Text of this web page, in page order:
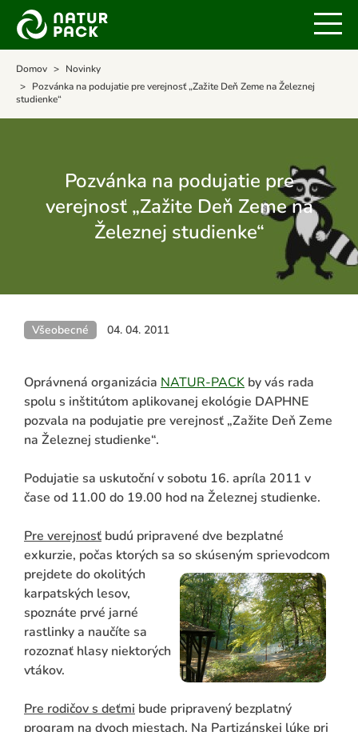
Domov
Novinky
Pozvánka na podujatie pre verejnosť „Zažite Deň Zeme na Železnej
studienke“
Pozvánka na podujatie pre
verejnosť „Zažite Deň Zeme na
Železnej studienke“
Všeobecné 04. 04. 2011
Oprávnená organizácia NATUR-PACK by vás rada
spolu s inštitútom aplikovanej ekológie DAPHNE
pozvala na podujatie pre verejnosť „Zažite Deň Zeme
na Železnej studienke“.
Podujatie sa uskutoční v sobotu 16. apríla 2011 v
čase od 11.00 do 19.00 hod na Železnej studienke.
Pre verejnosť budú pripravené dve bezplatné
exkurzie, počas ktorých sa so skúseným sprievodcom
prejdete do okolitých
karpatských lesov,
spoznáte prvé jarné
rastlinky a naučíte sa
rozoznať hlasy niektorých
vtákov.
Pre rodičov s deťmi bude pripravený bezplatný
program na dvoch miestach. Na Partizánskej lúke pri